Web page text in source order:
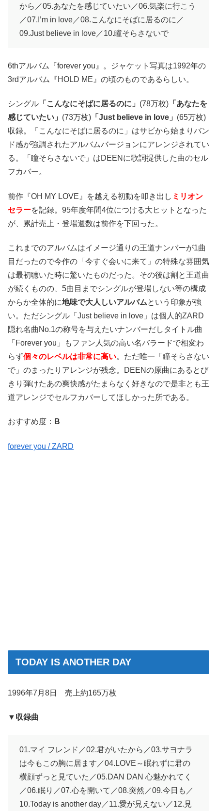
から／05.あなたを感じていたい／06.気楽に行こう
／07.I’m in love／08.こんなにそばに居るのに／
09.Just believe in love／10.瞳そらさないで
6thアルバム『forever you』。ジャケット写真は1992年の
3rdアルバム『HOLD ME』の頃のものであるらしい。
シングル 「こんなにそばに居るのに」 (78万枚) 「あなたを
感じていたい」 (73万枚) 「Just believe in love」 (65万枚)
収録。「こんなにそばに居るのに」はサビから始まりバン
ド感が強調されたアルバムバージョンにアレンジされてい
る。「瞳そらさないで」はDEENに歌詞提供した曲のセル
フカバー。
前作『OH MY LOVE』を越える初動を叩き出し ミリオン
セラーを記録。95年度年間4位につける大ヒットとなった
が、累計売上・登場週数は前作を下回った。
これまでのアルバムはイメージ通りの王道ナンバーが1曲
目だったので今作の「今すぐ会いに来て」の特殊な雰囲気
は最初聴いた時に驚いたものだった。その後は割と王道曲
が続くものの、5曲目までシングルが登場しない等の構成
からか全体的に地味で大人しいアルバムという印象が強
い。ただシングル「Just believe in love」は個人的ZARD
隠れ名曲No.1の称号を与えたいナンバーだしタイトル曲
「Forever you」もファン人気の高い名バラードで相変わ
らず個々のレベルは非常に高い。ただ唯一「瞳そらさない
で」のまったりアレンジが残念。DEENの原曲にあるとび
きり弾けたあの爽快感がたまらなく好きなので是非とも王
道アレンジでセルフカバーしてほしかった所である。
おすすめ度： B
forever you / ZARD
TODAY IS ANOTHER DAY
1996年7月8日 売上約165万枚
▼収録曲
01.マイ フレンド／02.君がいたから／03.サヨナラ
は今もこの胸に居ます／04.LOVE～眠れずに君の
横顔ずっと見ていた／05.DAN DAN 心魅かれてく
／06.眠り／07.心を開いて／08.突然／09.今日も／
10.Today is another day／11.愛が見えない／12.見